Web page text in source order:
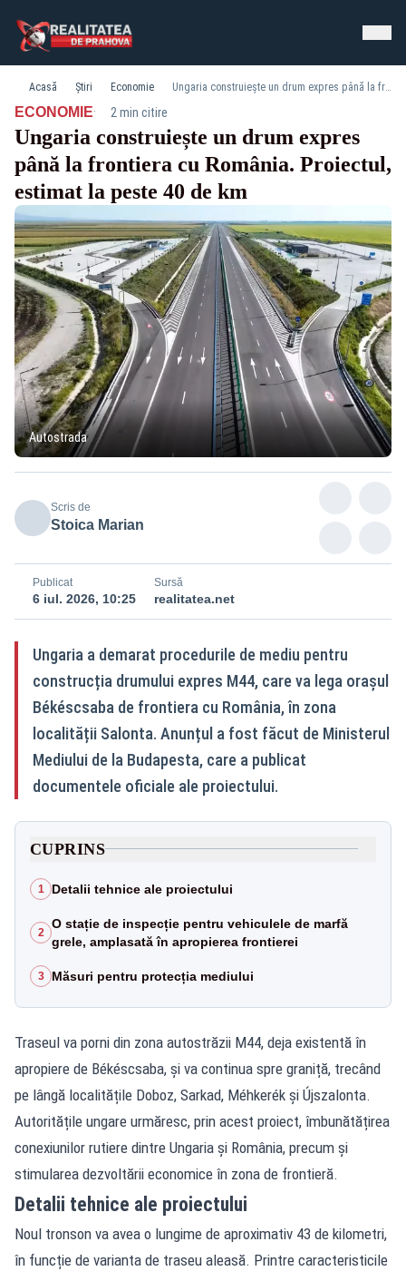
Acasă Știri Economie Ungaria construiește un drum expres până la frontiera cu România. Proiectul, estimat la peste 40 de km
ECONOMIE· 2 min citire
Ungaria construiește un drum expres
până la frontiera cu România. Proiectul,
estimat la peste 40 de km
Autostrada
Scris de
Stoica Marian
Publicat
6 iul. 2026, 10:25
Sursă
realitatea.net
Ungaria a demarat procedurile de mediu pentru
construcția drumului expres M44, care va lega orașul
Békéscsaba de frontiera cu România, în zona
localității Salonta. Anunțul a fost făcut de Ministerul
Mediului de la Budapesta, care a publicat
documentele oficiale ale proiectului.
CUPRINS
1 Detalii tehnice ale proiectului
2
O stație de inspecție pentru vehiculele de marfă
grele, amplasată în apropierea frontierei
3 Măsuri pentru protecția mediului
Traseul va porni din zona autostrăzii M44, deja existentă în
apropiere de Békéscsaba, și va continua spre graniță, trecând
pe lângă localitățile Doboz, Sarkad, Méhkerék și Újszalonta.
Autoritățile ungare urmăresc, prin acest proiect, îmbunătățirea
conexiunilor rutiere dintre Ungaria și România, precum și
stimularea dezvoltării economice în zona de frontieră.
Detalii tehnice ale proiectului
Noul tronson va avea o lungime de aproximativ 43 de kilometri,
în funcție de varianta de traseu aleasă. Printre caracteristicile